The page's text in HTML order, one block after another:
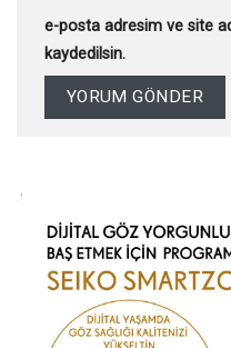
e-posta adresim ve site
kaydedilsin.